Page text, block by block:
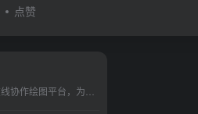
点赞